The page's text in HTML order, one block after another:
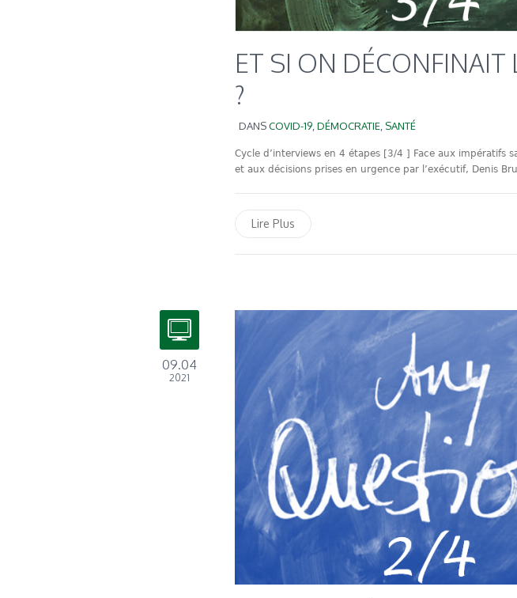
ET SI ON DÉCONFINAIT
?
DANSCOVID-19 DÉMOCRATIE SANTÉ
Cycle d’interviews en 4 étapes [3/4 ] Face aux impératifs
et aux décisions prises en urgence par l’exécutif, Denis
Lire Plus
09.04
2021